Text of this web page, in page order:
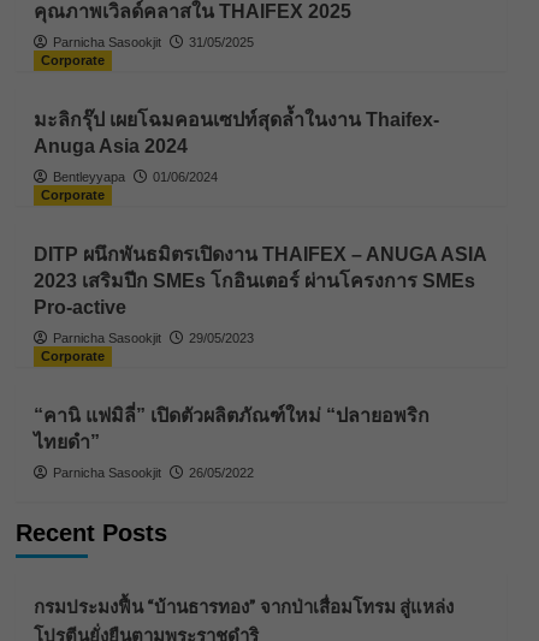
คุณภาพเวิลด์คลาสใน THAIFEX 2025
Parnicha Sasookjit
31/05/2025
Corporate
มะลิกรุ๊ป เผยโฉมคอนเซปท์สุดล้ำในงาน Thaifex-
Anuga Asia 2024
Bentleyyapa
01/06/2024
Corporate
DITP ผนึกพันธมิตรเปิดงาน THAIFEX – ANUGA ASIA
2023 เสริมปีก SMEs โกอินเตอร์ ผ่านโครงการ SMEs
Pro-active
Parnicha Sasookjit
29/05/2023
Corporate
“คานิ แฟมิลี่” เปิดตัวผลิตภัณฑ์ใหม่ “ปลายอพริก
ไทยดำ”
Parnicha Sasookjit 26/05/2022
Recent Posts
กรมประมงฟื้น “บ้านธารทอง” จากป่าเสื่อมโทรม สู่แหล่ง
โปรตีนยั่งยืนตามพระราชดำริ